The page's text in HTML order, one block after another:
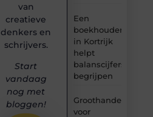
Een
boekhouder
in Kortrijk
helpt
balanscijfers
begrijpen
Groothandel
voor
van
creatieve
denkers en
schrijvers.
Start
vandaag
nog met
bloggen!